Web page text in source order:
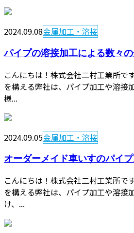
2024.09.08金属加工・溶接
パイプの溶接加工による数々
こんにちは！株式会社二村工業所で
を構える弊社は、パイプ加工や溶接
様...
2024.09.05金属加工・溶接
オーダーメイド車いすのパイ
こんにちは！株式会社二村工業所で
を構える弊社は、パイプ加工や溶接
け、...